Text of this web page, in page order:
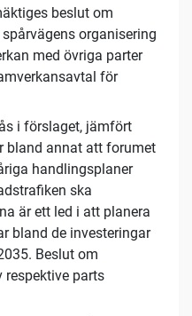
beslut om
organisering
med övriga parter
för
i förslaget, jämfört
bland annat att forumet
handlingsplaner
ska
är ett led i att planera
bland de investeringar
Beslut om
respektive parts